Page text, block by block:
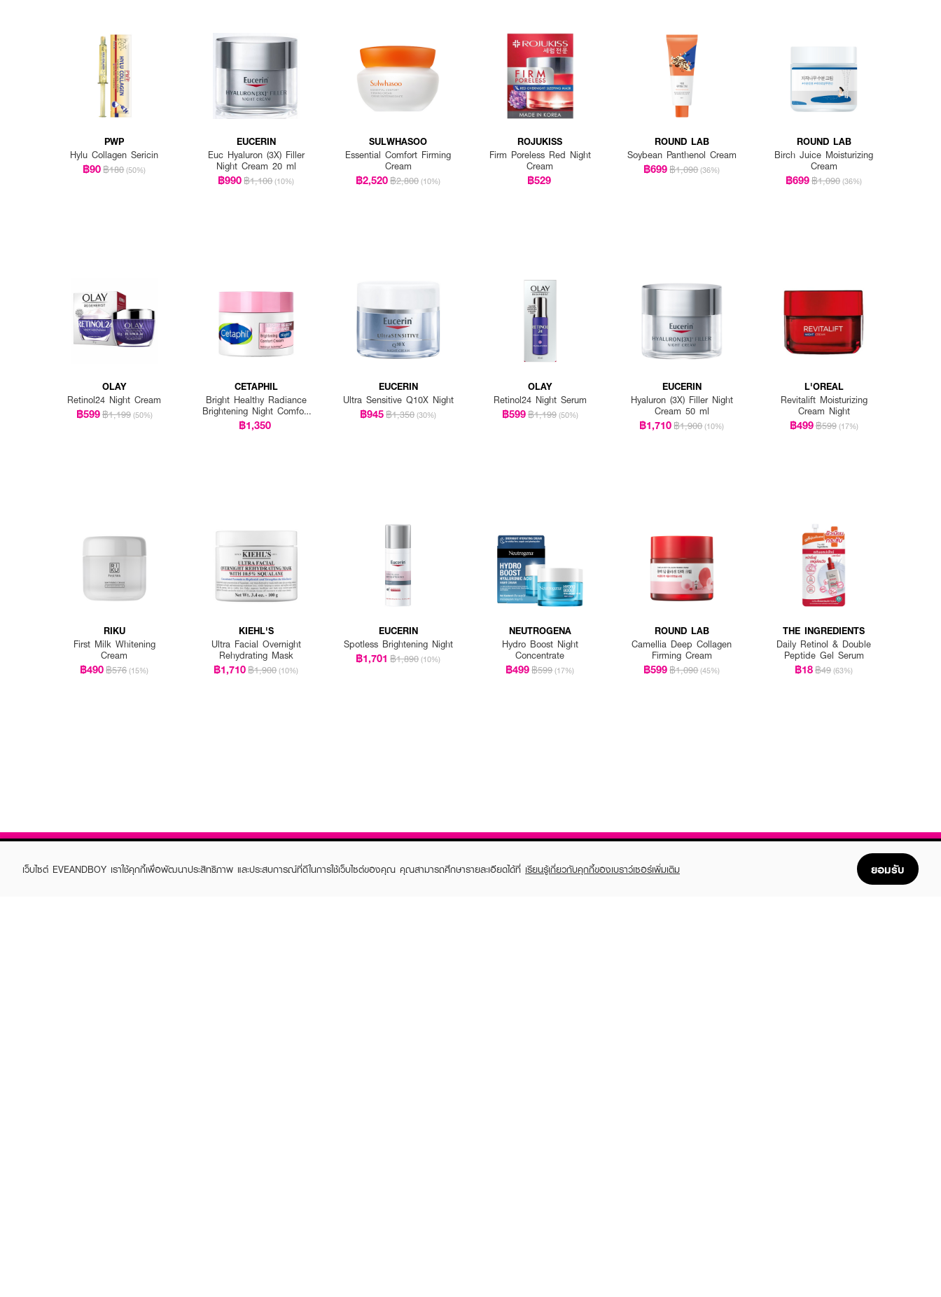
PWP
Hylu Collagen Sericin
฿90฿180 (50%)
EUCERIN
Euc Hyaluron (3X) Filler
Night Cream 20 ml
฿990฿1,100 (10%)
SULWHASOO
Essential Comfort Firming
Cream
฿2,520฿2,800 (10%)
ROJUKISS
Firm Poreless Red Night
Cream
฿529
ROUND LAB
Soybean Panthenol Cream
฿699฿1,090 (36%)
ROUND LAB
Birch Juice Moisturizing
Cream
฿699฿1,090 (36%)
OLAY
Retinol24 Night Cream
฿599฿1,199 (50%)
CETAPHIL
Bright Healthy Radiance
Brightening Night Comfort
Cream
฿1,350
EUCERIN
Ultra Sensitive Q10X Night
฿945฿1,350 (30%)
OLAY
Retinol24 Night Serum
฿599฿1,199 (50%)
EUCERIN
Hyaluron (3X) Filler Night
Cream 50 ml
฿1,710฿1,900 (10%)
L'OREAL
Revitalift Moisturizing
Cream Night
฿499฿599 (17%)
RIKU
First Milk Whitening
Cream
฿490฿576 (15%)
KIEHL'S
Ultra Facial Overnight
Rehydrating Mask
฿1,710฿1,900 (10%)
EUCERIN
Spotless Brightening Night
฿1,701 ฿1,890 (10%)
NEUTROGENA
Hydro Boost Night
Concentrate
฿499฿599 (17%)
ROUND LAB
Camellia Deep Collagen
Firming Cream
฿599฿1,090 (45%)
THE INGREDIENTS
Daily Retinol & Double
Peptide Gel Serum
฿18฿49 (63%)
เว็บไซต์ EVEANDBOY เราใช้คุกกี้เพื่อพัฒนาประสิทธิภาพ และประสบการณ์ที่ดีในการใช้เว็บไซต์ของคุณ คุณสามารถศึกษารายละเอียดได้ที่ เรียนรู้เกี่ยวกับคุกกี้ของเบราว์เซอร์เพิ่มเติม ยอมรับ